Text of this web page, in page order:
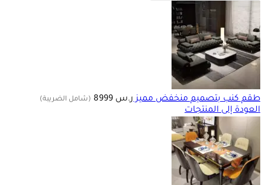
طقم كنب بتصميم منخفض مميزر.س (شامل الضريبة)
العودة إلى المنتجات